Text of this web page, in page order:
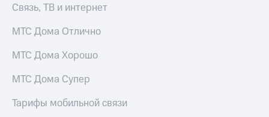
кабинет
Акционерный
Контроль
аудит
акций
Связь, ТВ и интернет
МТС Дома Отлично
МТС Дома Хорошо
МТС Дома Супер
Тарифы мобильной связи